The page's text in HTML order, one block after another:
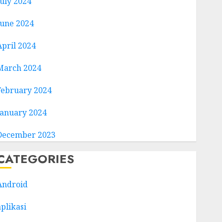
2024
2024
2024
2024
2024
2023